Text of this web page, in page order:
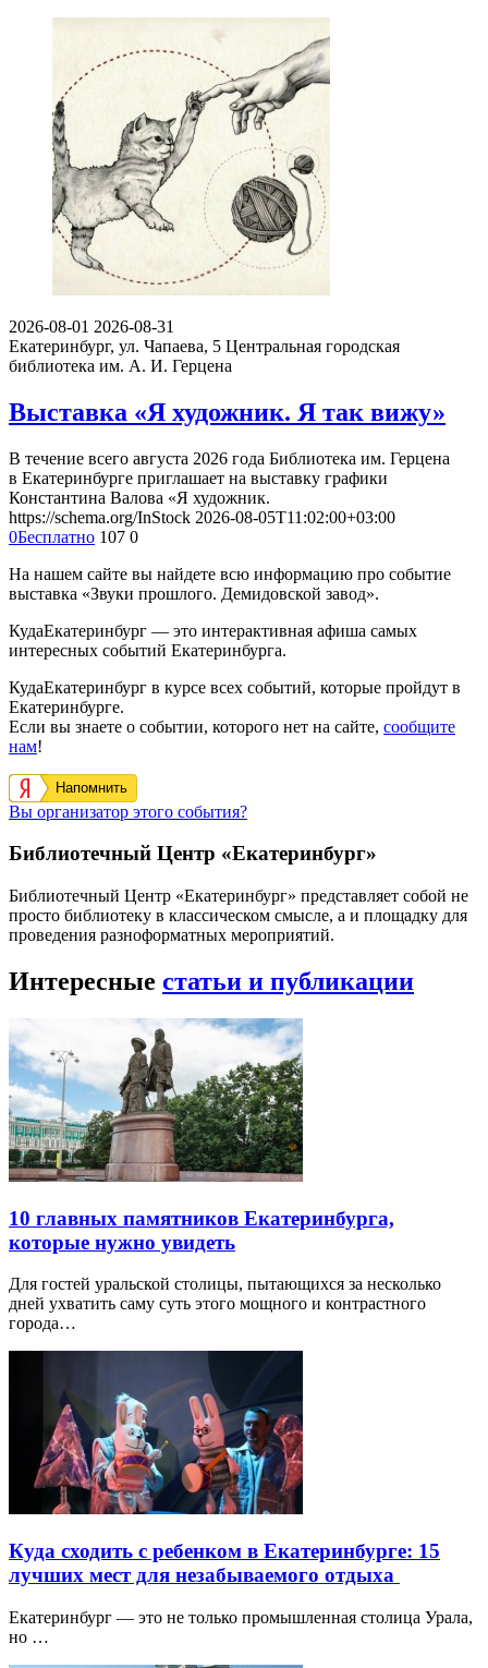
2026-08-01 2026-08-31
Екатеринбург, ул. Чапаева, 5 Центральная городская
библиотека им. А. И. Герцена
Выставка «Я художник. Я так вижу»
В течение всего августа 2026 года Библиотека им. Герцена
в Екатеринбурге приглашает на выставку графики
Константина Валова «Я художник.
https://schema.org/InStock 2026-08-05T11:02:00+03:00
0Бесплатно 107 0
На нашем сайте вы найдете всю информацию про событие
выставка «Звуки прошлого. Демидовской завод».
КудаЕкатеринбург — это интерактивная афиша самых
интересных событий Екатеринбурга.
КудаЕкатеринбург в курсе всех событий, которые пройдут в
Екатеринбурге.
Если вы знаете о событии, которого нет на сайте, сообщите
нам!
Напомнить
Вы организатор этого события?
Библиотечный Центр «Екатеринбург»
Библиотечный Центр «Екатеринбург» представляет собой не
просто библиотеку в классическом смысле, а и площадку для
проведения разноформатных мероприятий.
Интересные статьи и публикации
10 главных памятников Екатеринбурга,
которые нужно увидеть
Для гостей уральской столицы, пытающихся за несколько
дней ухватить саму суть этого мощного и контрастного
города…
Куда сходить с ребенком в Екатеринбурге: 15
лучших мест для незабываемого отдыха
Екатеринбург — это не только промышленная столица Урала,
но …